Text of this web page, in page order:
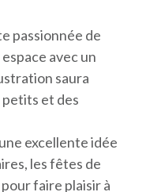
passionnée de
avec un
saura
petits et des
excellente idée
les fêtes de
faire plaisir à